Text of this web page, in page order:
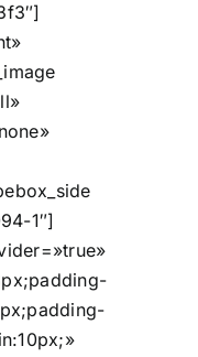
1″]